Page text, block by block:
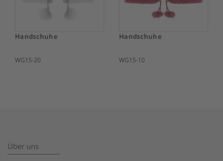
Handschuhe
WG15-20
Handschuhe
WG15-10
Über uns